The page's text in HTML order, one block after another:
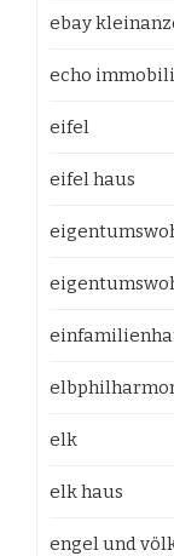
ebay
echo
eifel
eifel haus
elk
elk haus
engel und